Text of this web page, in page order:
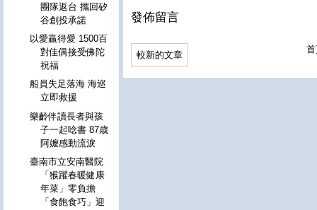
發佈留言
較新的文章
團隊返台 攜回矽
谷創投承諾
以愛贏得愛 1500百
對佳偶接受佛陀
祝福
船員失足落海 海巡
立即救援
樂齡伴讀長者與孩
子一起唸書 87歳
阿嬤感動流淚
臺南市立安南醫院
「猴躍春暖健康
年菜」零負擔
「食飽食巧」迎